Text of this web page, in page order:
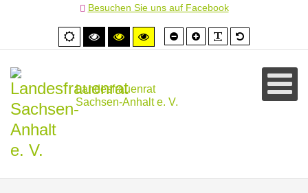
Besuchen Sie uns auf Facebook
Normale
Ansicht
Hoher
Kontrast
Hoher
Kontrast
Hoher
Kontrast
Schrift
kleiner
Schrift
größer
Landesfrauenrat
Sachsen-Anhalt e. V.